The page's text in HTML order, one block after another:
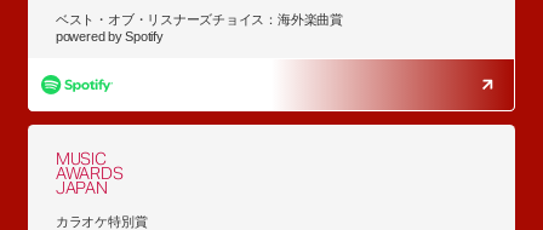
ベスト・オブ・リスナーズチョイス：海外楽曲賞
powered by Spotify
MUSIC
AWARDS
JAPAN
カラオケ特別賞